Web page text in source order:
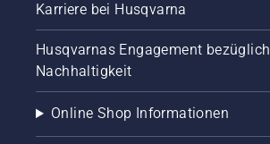
Karriere bei Husqvarna
Husqvarnas Engagement bezüglich
Nachhaltigkeit
Online Shop Informationen